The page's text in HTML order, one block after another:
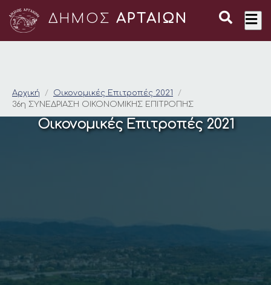
ΔΗΜΟΣ ΑΡΤΑΙΩΝ
36η ΣΥΝΕΔΡΙΑΣΗ
Αρχική
Οικονομικές Επιτροπές 2021
36η ΣΥΝΕΔΡΙΑΣΗ ΟΙΚΟΝΟΜΙΚΗΣ ΕΠΙΤΡΟΠΗΣ
Οικονομικές Επιτροπές 2021